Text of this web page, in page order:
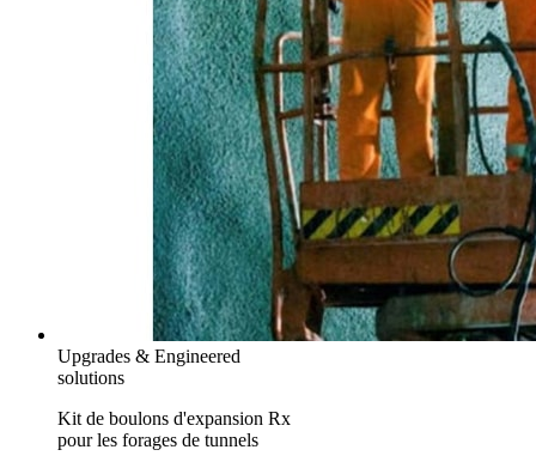
Upgrades & Engineered
solutions
Kit de boulons d'expansion Rx
pour les forages de tunnels